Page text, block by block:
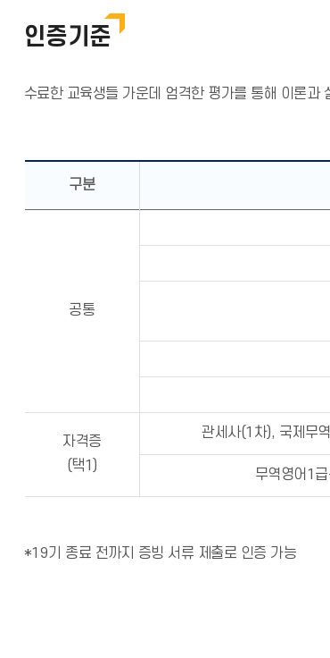
인증기준
수료한 교육생들 가운데 엄격한 평가를 통해 이론과
구분
공통
자격증
(택1)
관세사(1차), 국제무
무역영어1
*19기 종료 전까지 증빙 서류 제출로 인증 가능